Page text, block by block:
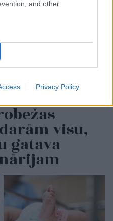
and other
Privacy Policy
visu,
gatava